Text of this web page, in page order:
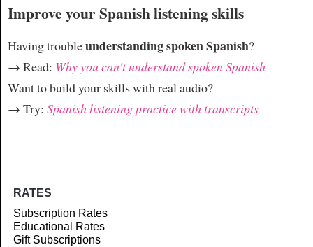
Improve your Spanish listening skills
Having troubleunderstanding spoken Spanish?
→ Read: Why you can't understand spoken Spanish
Want to build your skills with real audio?
→ Try: Spanish listening practice with transcripts
RATES
Subscription Rates
Educational Rates
Gift Subscriptions